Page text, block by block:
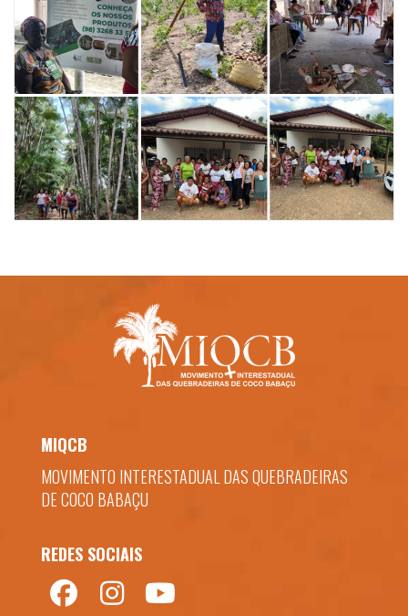
MIQCB
MOVIMENTO INTERESTADUAL DAS QUEBRADEIRAS
DE COCO BABAÇU
REDES SOCIAIS